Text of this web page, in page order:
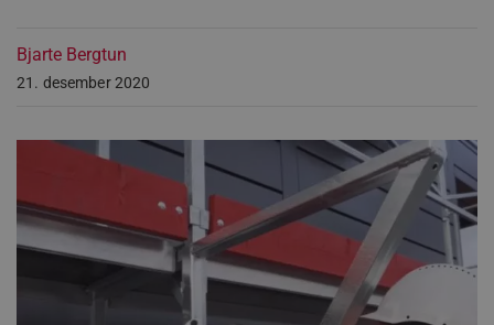
Bjarte Bergtun
21. desember 2020